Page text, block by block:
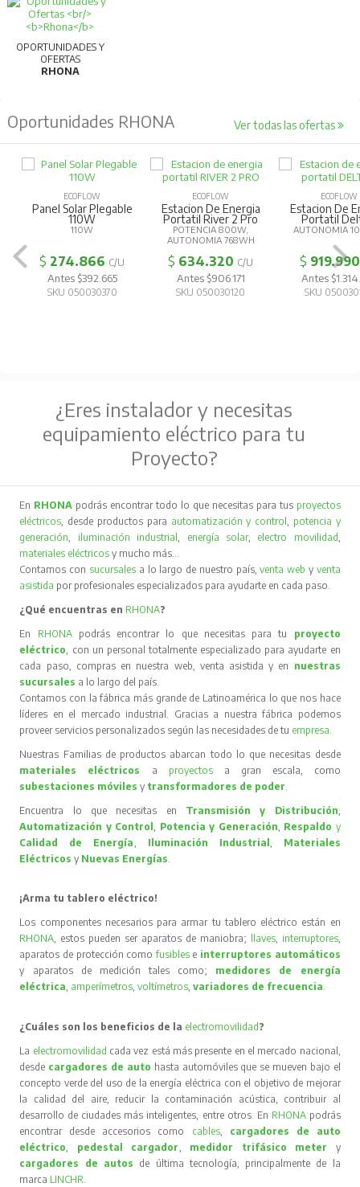
OPORTUNIDADES Y
OFERTAS
RHONA
Oportunidades RHONA Ver todas las ofertas
ECOFLOW
Panel Solar Plegable
110W
110W
$ 274.866 C/U
Antes $392.665
SKU 050030370
ECOFLOW
Estacion De Energia
Portatil River 2 Pro
POTENCIA 800W,
AUTONOMIA 768WH
$ 634.320 C/U
Antes $906.171
SKU 050030120
ECOFLOW
Estacion De
Portatil
AUTONOMIA
$ 919.990
Antes
SKU
¿Eres instalador y necesitas
equipamiento eléctrico para tu
Proyecto?
En RHONA podrás encontrar todo lo que necesitas para tus proyectos
eléctricos, desde productos para automatización y control, potencia y
generación, iluminación industrial, energía solar, electro movilidad,
materiales eléctricos y mucho más…
Contamos con sucursales a lo largo de nuestro país,venta web y venta
asistida por profesionales especializados para ayudarte en cada paso.
¿Qué encuentras en RHONA?
En RHONA podrás encontrar lo que necesitas para tu proyecto
eléctrico, con un personal totalmente especializado para ayudarte en
cada paso, compras en nuestra web, venta asistida y en nuestras
sucursales a lo largo del país.
Contamos con la fábrica más grande de Latinoamérica lo que nos hace
líderes en el mercado industrial. Gracias a nuestra fábrica podemos
proveer servicios personalizados según las necesidades de tu empresa.
Nuestras Familias de productos abarcan todo lo que necesitas desde
materiales eléctricos
a proyectos
a gran escala, como
subestaciones móvilesy transformadores de poder.
Encuentra lo que necesitas en Transmisión y Distribución,
Automatización y Control, Potencia y Generación, Respaldo y
Calidad de Energía, Iluminación Industrial , Materiales
Eléctricos y Nuevas Energías.
¡Arma tu tablero eléctrico!
Los componentes necesarios para armar tu tablero eléctrico están en
RHONA, estos pueden ser aparatos de maniobra; llaves, interruptores,
aparatos de protección comofusibles e interruptores automáticos
y aparatos de medición tales como; medidores de energía
eléctrica, amperímetros,voltímetros,variadores de frecuencia.
¿Cuáles son los beneficios de la electromovilidad ?
La electromovilidad cada vez está más presente en el mercado nacional,
desde cargadores de auto hasta automóviles que se mueven bajo el
concepto verde del uso de la energía eléctrica con el objetivo de mejorar
la calidad del aire, reducir la contaminación acústica, contribuir al
desarrollo de ciudades más inteligentes, entre otros. En RHONA podrás
encontrar desde accesorios como cables, cargadores de auto
eléctrico, pedestal cargador, medidor trifásico meter
y
cargadores de autos de última tecnología, principalmente de la
marca LINCHR.